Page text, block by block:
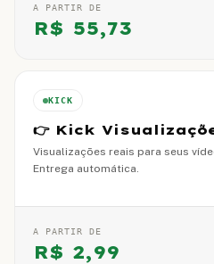
A PARTIR DE
R$ 55,73
KICK
👉 Kick
Visualizações reais para seus
Entrega automática.
A PARTIR DE
R$ 2,99